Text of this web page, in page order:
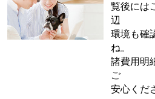
覧後には
辺
環境も確
ね。
諸費用明
ご
安心くだ